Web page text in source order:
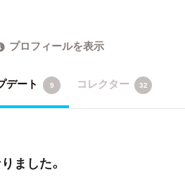
プロフィールを表示
デート 9 コレクター 32
ました。